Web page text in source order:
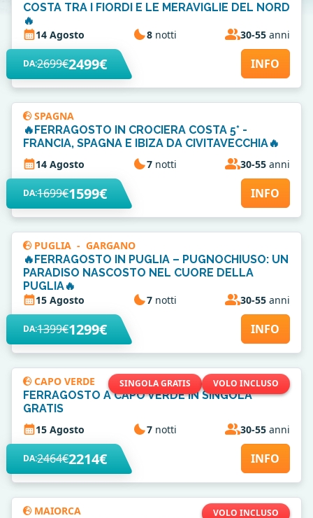
COSTA TRA I FIORDI E LE MERAVIGLIE DEL NORD
🔥
14 Agosto
8 notti 30-55 anni
DA:2699€2499€ INFO
SPAGNA
🔥FERRAGOSTO IN CROCIERA COSTA 5* -
FRANCIA, SPAGNA E IBIZA DA CIVITAVECCHIA🔥
14 Agosto
7 notti 30-55 anni
DA:1699€1599€ INFO
PUGLIA - GARGANO
🔥FERRAGOSTO IN PUGLIA – PUGNOCHIUSO: UN
PARADISO NASCOSTO NEL CUORE DELLA
PUGLIA🔥
15 Agosto
7 notti 30-55 anni
DA:1399€1299€ INFO
SINGOLA GRATIS VOLO INCLUSO
CAPO VERDE
FERRAGOSTO A CAPO VERDE IN SINGOLA
GRATIS
15 Agosto
7 notti 30-55 anni
DA:2464€2214€ INFO
VOLO INCLUSO
MAIORCA